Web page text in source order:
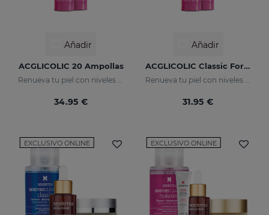
Añadir
ACGLICOLIC 20 Ampollas
34.95 €
Añadir
ACGLICOLIC Classic Forte Ampollas
31.95 €
EXCLUSIVO ONLINE EXCLUSIVO ONLINE